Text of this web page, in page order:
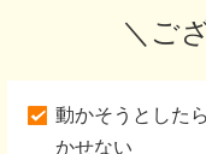
＼ご
動かそうとした
かせない